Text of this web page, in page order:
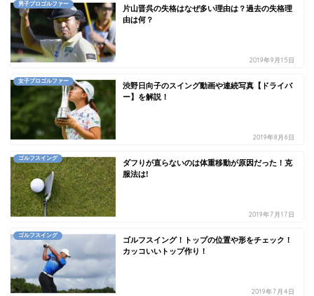
男子プロゴルファー
片山晋呉の失格はなぜ多い理由は？過去の失格理
由は何？
2019年9月15日
女子プロゴルファー
渋野日向子のスイング動画や連続写真【ドライバ
ー】を解説！
2019年8月6日
ゴルフスイング
ダフりが直らないのは体重移動が原因だった！克
服法は!
2019年7月17日
ゴルフスイング
ゴルフスイング！トップの位置や形をチェック！
カッコいいトップ作り！
2019年7月4日